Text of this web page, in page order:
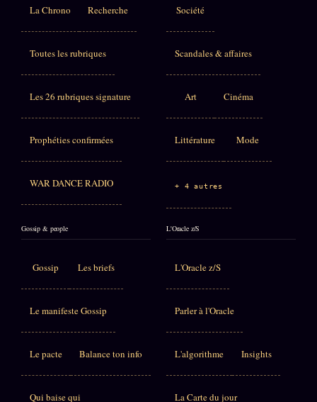
La Chrono Recherche
Toutes les rubriques
Les 26 rubriques signature
Prophéties confirmées
WAR DANCE RADIO
Société
Scandales & affaires
Art Cinéma
Littérature Mode
+ 4 autres
Gossip & people
Gossip Les briefs
Le manifeste Gossip
Le pacte Balance ton info
Qui baise qui
L'Oracle z/S
L'Oracle z/S
Parler à l'Oracle
L'algorithme Insights
La Carte du jour